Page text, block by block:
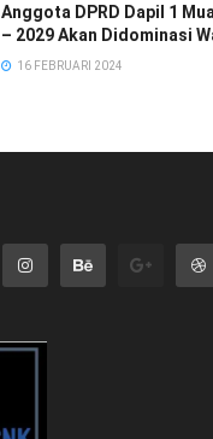
Anggota DPRD Dapil 1
– 2029 Akan Didominasi
16 FEBRUARI 2024